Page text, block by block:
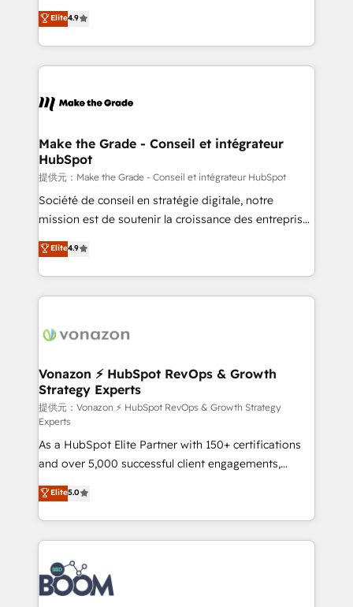
international offices and 175+ employees.
Intégration de HubSpot avec d’autres outils (ERP,
téléphonie, etc.) • Alignement des équipes grâce à un
outil et des données partagées • Amélioration de la
collecte et de l’analyse des données pour des
de la productivité des équipes Notre équipe de 30
avec un engagement total, alignant processus
métiers et technologie, et guidant vos équipes à
travers le changement, tout en centrant vos objectifs
d’entreprise. Grâce à une méthodologie éprouvée
auprès de plus de 400 clients, nous comprenons
HubSpot dans votre organisation. Pour toute
question technique ou besoin de structuration de
Elite4.9
Make the Grade - Conseil et intégrateur
HubSpot
提供元：Make the Grade - Conseil et intégrateur HubSpot
Société de conseil en stratégie digitale, notre
mission est de soutenir la croissance des entreprises
B2B à travers l’acquisition de nouveaux clients,
l'intégration CRM et le développement des revenus
auprès de vos comptes existants. En France et à
l'international, nous travaillons avec des ETI
delà d’une simple transformation digitale et des
➤ L’intégration de CRM et de méthodologie RevOps
pour aligner les équipes marketing, commerciales et
support client (data migration, synchronisation API,
audit et maintenance) ➤ La création de sites internet
de conversion qui transforment les visiteurs en
opportunités d'affaires ➤ La mise en place de
stratégies d'acquisition marketing (SEO, SEA,
inbound, automatisation marketing, ABM, IA,
emailing) Informations clés : - 10 ans d'expérience -
100+ intégrations CRM HubSpot réussies - 40
experts conseil - 150 certifications HubSpot
cumulées
Elite4.9
Vonazon ⚡ HubSpot RevOps & Growth
Strategy Experts
提供元：Vonazon ⚡ HubSpot RevOps & Growth Strategy
Experts
As a HubSpot Elite Partner with 150+ certifications
and over 5,000 successful client engagements,
Vonazon turns marketing complexity into
measurable, scalable growth. From onboarding to
enterprise-grade campaigns, our in-house team
builds scalable strategies that drive long-term
revenue. ⚙️ HubSpot Integration & Optimization •
Seamless CRM, CMS, and automation setup •
Complex platform migrations and data cleanups •
Elite5.0